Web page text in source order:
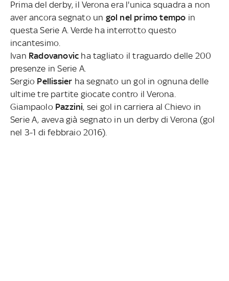
Prima del derby, il Verona era l'unica squadra a non
aver ancora segnato un gol nel primo tempo in
questa Serie A. Verde ha interrotto questo
incantesimo.
Ivan Radovanovic ha tagliato il traguardo delle 200
presenze in Serie A.
Sergio Pellissier ha segnato un gol in ognuna delle
ultime tre partite giocate contro il Verona.
Giampaolo Pazzini, sei gol in carriera al Chievo in
Serie A, aveva già segnato in un derby di Verona (gol
nel 3-1 di febbraio 2016).